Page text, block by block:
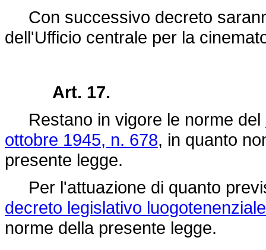
Con successivo decreto
dell'Ufficio centrale per la
Art. 17.
Restano in vigore le norme del
ottobre 1945, n. 678, in quanto
presente legge.
Per l'attuazione di quanto
decreto legislativo
norme della presente legge.